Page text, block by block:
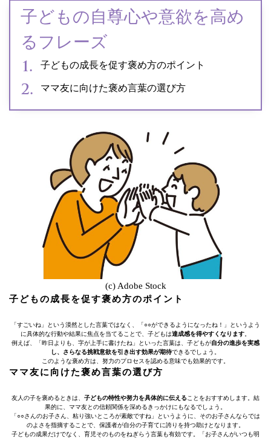
子どもの自尊心や意欲を高め
るフレーズ
子どもの成長を促す褒め方のポイント
ママ友に向けた褒め言葉の選び方
(c) Adobe Stock
子どもの成長を促す褒め方のポイント
「すごいね」という漠然とした言葉ではなく、「○○ができるようになったね！」というよう
に具体的な行動や結果に焦点を当てることで、子どもは達成感を得やすくなります
例えば、「昨日よりも、字が上手に書けたね」といった言葉は、子どもが自分の進歩を実感
し、さらなる挑戦意欲を引き出す効果が期待できるでしょう。
このような褒め方は、努力のプロセスを認める意味でも効果的です。
ママ友に向けた褒め言葉の選び方
友人の子を褒めるときは、 子どもの特性や努力を具体的に伝える ことをおすすめします。結
果的に、ママ友との信頼関係を深めるきっかけにもなるでしょう。
「○○さんのお子さん、粘り強いところが素敵ですね」というように、そのお子さんならでは
のよさを指摘することで、保護者が自分の子育てに誇りを持つ助けとなります。
子どもの成果だけでなく、育児そのものをねぎらう言葉も有効です。「お子さんがいつも明